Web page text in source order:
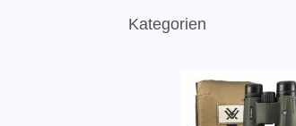
Kategorien